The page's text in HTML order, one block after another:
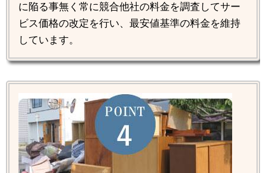
に陥る事無く常に競合他社の料金を調査してサー
ビス価格の改定を行い、最安値基準の料金を維持
しています。